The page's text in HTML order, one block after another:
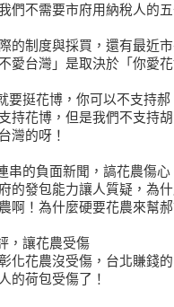
們不需要市府用納稅人的
的制度與採買，還有最近
愛台灣」是取決於「你愛
要挺花博，你可以不支持
持花博，但是我們不支持
灣的呀！
串的負面新聞，謞花農傷
的發包能力讓人質疑，為
啊！為什麼硬要花農來幫
，讓花農受傷
化花農沒受傷，台北賺錢
的荷包受傷了！